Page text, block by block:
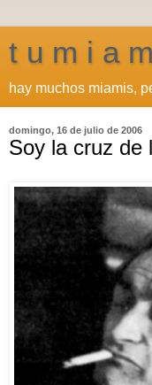
t u m i a
hay muchos miamis,
domingo, 16 de julio de 2006
Soy la cruz de